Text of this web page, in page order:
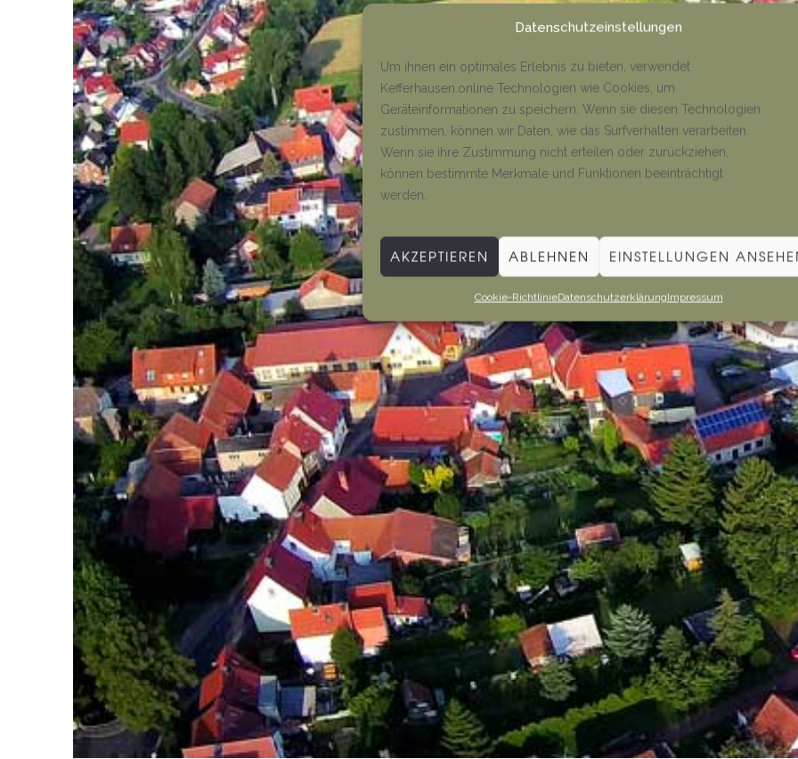
Datenschutzeinstellungen
Um ihnen ein optimales Erlebnis zu bieten, verwendet
Kefferhausen.online Technologien wie Cookies, um
Geräteinformationen zu speichern. Wenn sie diesen Technologien
zustimmen, können wir Daten, wie das Surfverhalten verarbeiten.
Wenn sie ihre Zustimmung nicht erteilen oder zurückziehen,
können bestimmte Merkmale und Funktionen beeinträchtigt
werden.
AKZEPTIEREN ABLEHNEN EINSTELLUNGEN
Cookie-RichtlinieDatenschutzerklärungImpressum